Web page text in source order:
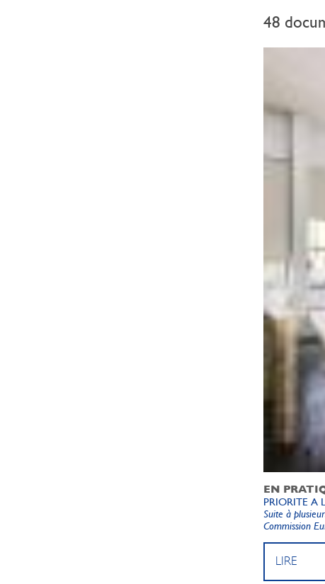
48
EN
PRIORITE A
Suite à
Commission
LIRE